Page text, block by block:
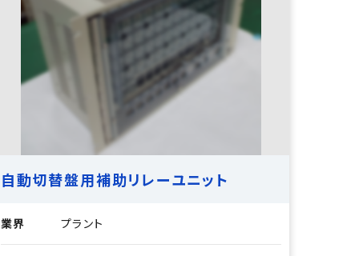
自動切替盤用補助リレーユニット
業界 プラント